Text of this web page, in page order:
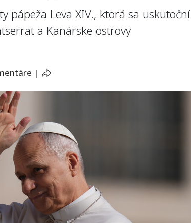
pápeža Leva XIV., ktorá sa
a Kanárske ostrovy
|